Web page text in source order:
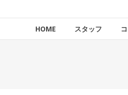
キ
プ
HOME スタッフ